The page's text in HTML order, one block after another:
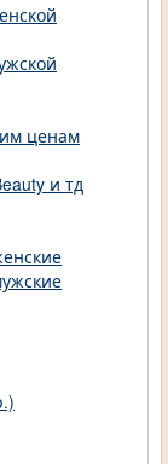
ценам
и тд